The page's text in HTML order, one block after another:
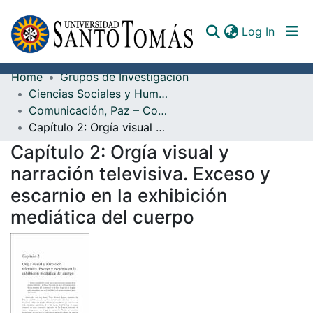
Log In
Communities & Collections
All of DSpace
Documents
Home
Grupos de Investigación
Ciencias Sociales y Humanidades
Comunicación, Paz – Conflicto
Capítulo 2: Orgía visual y narración televisiva. Exceso y escarnio en la exhibición mediática del cuerpo
Capítulo 2: Orgía visual y
narración televisiva. Exceso y
escarnio en la exhibición
mediática del cuerpo